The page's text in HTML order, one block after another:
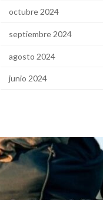
octubre 2024
septiembre 2024
agosto 2024
junio 2024